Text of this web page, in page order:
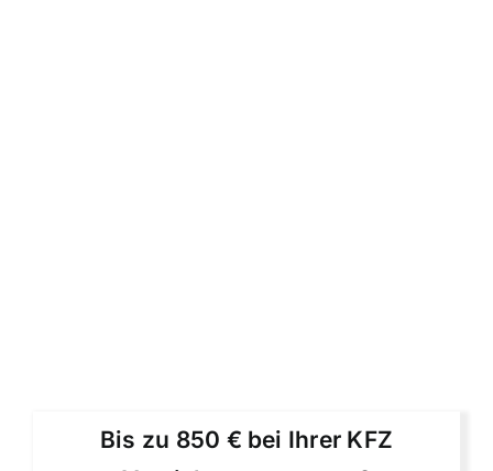
Bis zu 850 € bei Ihrer KFZ